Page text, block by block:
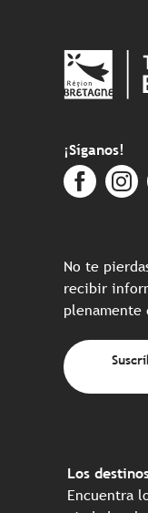
¡Síganos!
No te
recibir
plenamente
Los
Encuentra